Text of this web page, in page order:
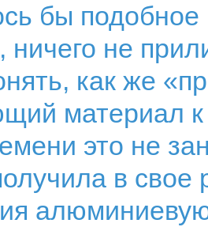
бы
ничего не
как же
материал
это не
в